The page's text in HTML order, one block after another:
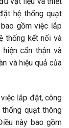
hệ thống quạt
gồm việc lắp
thống kết nối và
cẩn thận và
và hiệu quả của
lắp đặt, công
quạt thông
này bao gồm